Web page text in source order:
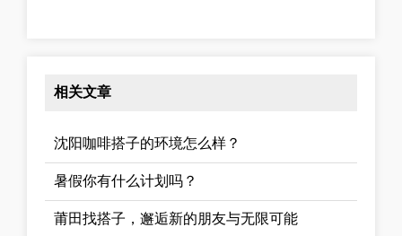
相关文章
沈阳咖啡搭子的环境怎么样？
暑假你有什么计划吗？
莆田找搭子，邂逅新的朋友与无限可能